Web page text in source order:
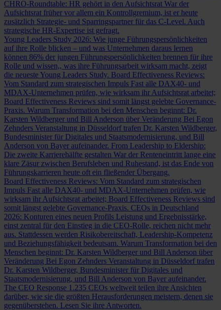
CHRO-Roundtable: HR gehört in den Aufsichtsrat War der
Aufsichtsrat früher vor allem ein Kontrollgremium, ist er heute
zusätzlich Strategie- und Sparringspartner für das C-Level. Auch
strategische HR-Expertise ist gefragt.
Young Leaders Study 2026: Wie junge Führungspersönlichkeiten
auf ihre Rolle blicken – und was Unternehmen daraus lernen
können 86% der jungen Führungspersönlichkeiten brennen für ihre
Rolle und wissen,, was ihre Führungsarbeit wirksam macht, zeigt
die neueste Young Leaders Study. Board Effectiveness Reviews:
Vom Standard zum strategischen Impuls Fast alle DAX40- und
MDAX-Unternehmen prüfen, wie wirksam ihr Aufsichtsrat arbeitet;
Board Effectiveness Reviews sind somit längst gelebte Governance-
Praxis. Warum Transformation bei den Menschen beginnt: Dr.
Karsten Wildberger und Bill Anderson über Veränderung Bei Egon
Zehnders Veranstaltung in Düsseldorf trafen Dr. Karsten Wildberger,
Bundesminister für Digitales und Staatsmodernisierung, und Bill
Anderson von Bayer aufeinander. From Leadership to Eldership:
Die zweite Karrierehälfte gestalten War der Renteneintritt lange eine
klare Zäsur zwischen Berufsleben und Ruhestand, ist das Ende von
Führungskarrieren heute oft ein fließender Übergang.
Board Effectiveness Reviews: Vom Standard zum strategischen
Impuls Fast alle DAX40- und MDAX-Unternehmen prüfen, wie
wirksam ihr Aufsichtsrat arbeitet; Board Effectiveness Reviews sind
somit längst gelebte Governance-Praxis. CEOs in Deutschland
2026: Konturen eines neuen Profils Leistung und Ergebnisstärke,
einst zentral für den Einstieg in die CEO-Rolle, reichen nicht mehr
aus. Stattdessen werden Risikobereitschaft, Leadership-Kompetenz
und Beziehungsfähigkeit bedeutsam. Warum Transformation bei den
Menschen beginnt: Dr. Karsten Wildberger und Bill Anderson über
Veränderung Bei Egon Zehnders Veranstaltung in Düsseldorf trafen
Dr. Karsten Wildberger, Bundesminister für Digitales und
Staatsmodernisierung, und Bill Anderson von Bayer aufeinander.
The CEO Response 1.235 CEOs weltweit teilen ihre Ansichten
darüber, wie sie die größten Herausforderungen meistern, denen sie
gegenüberstehen. Lesen Sie ihre Antworten.